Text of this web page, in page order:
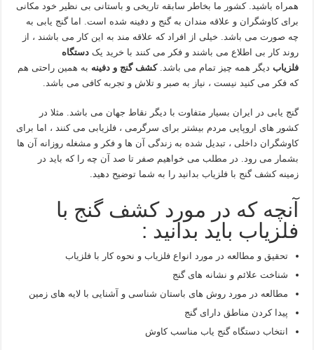
همراه باشید. کشور ما بخاطر سابقه تاریخی و باستانی بی نظیر خود مکانی
برای کاوشگران و علاقه مندان به گنج و دفینه شده است. اما گنج یابی به
چه صورت می باشد. خیلی از افراد که علاقه مند به این کار می باشند ، از
روند کار بی اطلاع می باشند و فکر می کنند با خرید یکدستگاه
فلزیاب دیگر همه چیز تمام می باشد.کشف گنج و دفینه به همین راحتی هم
که فکر می کنید نیست ، نیاز به صبر و تلاش و تجربه کافی می باشد.
گنج یابی در ایران بسیار متفاوت با دیگر نقاط جهان می باشد. مثلا در
کشور های اروپایی مردم بیشتر برای سرگرمی ، فلزیابی می کنند ، اما برای
کاوشگران داخلی ، تبدیل شده به زندگی آن ها و فکر و مشغله روزانه آن ها
بشمار می رود. در مطلب می خواهیم صفر تا صد آن چه را که باید در
زمینه کشف گنج با فلزیاب بدانید را به شما توضیح دهید.
آنچه که در مورد کشف گنج با
فلزیاب باید بدانید :
تحقیق و مطالعه در مورد انواع فلزیاب و نحوه کار با فلزیاب
شناخت علائم و نشانه های گنج
مطالعه در مورد روش های باستان شناسی و آشنایی با لایه های زمین
پیدا کردن مناطق دارای گنج
انتخاب دستگاه گنج یاب مناسب کاوش